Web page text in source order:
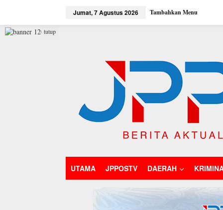
Jumat, 7 Agustus 2026 Tambahkan Menu
UTAMA JPPOSTV DAERAH
tutup